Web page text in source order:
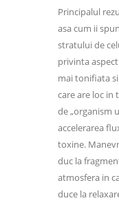
Principalul
asa cum ii
stratului de
privinta
mai tonifiata
care are loc in
de „organism
accelerarea
toxine.
duc la
atmosfera in
duce la